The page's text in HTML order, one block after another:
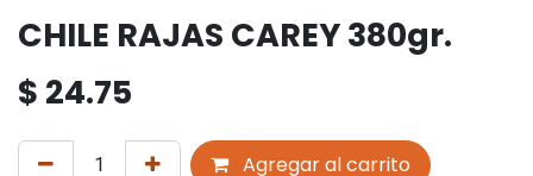
CHILE RAJAS CAREY 380gr.
$ 24.75
Agregar al carrito